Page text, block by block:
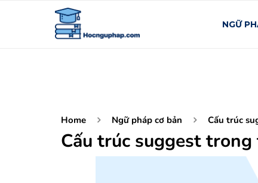
NGỮ
Home Ngữ pháp cơ bản Cấu trúc
Cấu trúc suggest